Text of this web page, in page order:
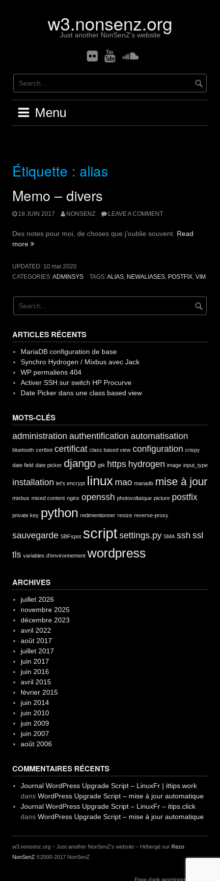
w3.nonsenz.org
Just another NonSenZ's website
Flickr YoutubeSoundcloud
Menu
Étiquette : alias
Memo – divers
18 JUIN 2017 NONSENZ LEAVE A COMMENT
Des notes pour moi, de choses que j’oublie souvent. Read
more « Memo
divers »
UPDATED: 10 mai 2020
CATEGORIES:ADMINSYS TAGS:ALIAS, NEWALIASES, POSTFIX, VIM
ARTICLES RÉCENTS
MariaDB configuration de base
Synchro Hydrogen / Mixbus avec Jack
WP permaliens 404
Activer SSH sur switch HP Procurve
Date Picker dans une class based view
MOTS-CLÉS
administration authentification automatisation
bluetooth certbot certificat class based view configuration crispy
date field date picker django gtk https hydrogen image input_type
installation let's encrypt linux mao mariadb mise à jour
mixbus mixed content nginx openssh photovoltaïque picture postfix
private key python redimentionner resize reverse-proxy
sauvegarde SBFspot script settings.py SMA ssh ssl
tls variables d'environnement wordpress
ARCHIVES
juillet 2026
novembre 2025
décembre 2023
avril 2022
août 2017
juillet 2017
juin 2017
juin 2016
avril 2015
février 2015
juin 2014
juin 2010
juin 2009
juin 2007
août 2006
COMMENTAIRES RÉCENTS
Journal WordPress Upgrade Script – LinuxFr | ittips.work
dans WordPress Upgrade Script – mise à jour automatique
Journal WordPress Upgrade Script – LinuxFr – itips.click
dans WordPress Upgrade Script – mise à jour automatique
w3.nonsenz.org – Just another NonSenZ’s website – Hébergé sur Rezo
NonSenZ ©2000-2017 NonSenZ